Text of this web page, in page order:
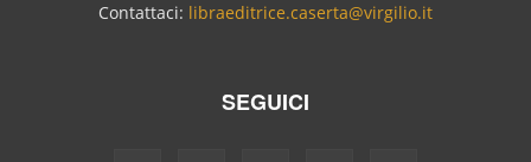
Contattaci: libraeditrice.caserta@virgilio.it
SEGUICI